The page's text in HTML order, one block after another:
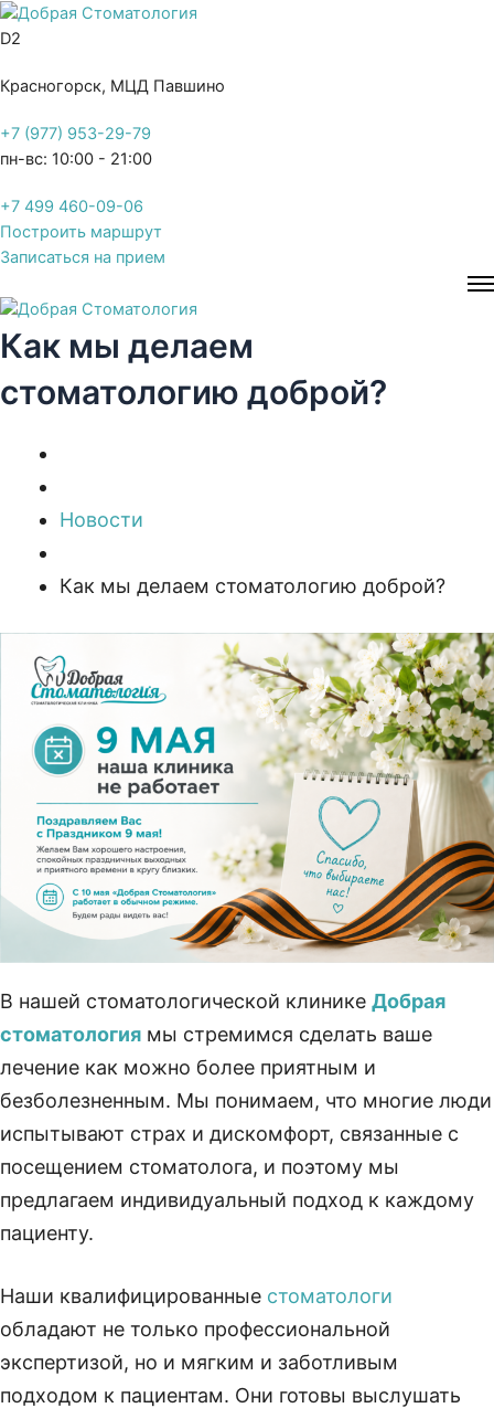
Перейти
кD2
Красногорск, МЦД Павшино
+7 (977) 953-29-79
пн-вс: 10:00 - 21:00
+7 499 460-09-06
Построить маршрут
Записаться на прием
Как мы делаем
стоматологию доброй?
Новости
Как мы делаем стоматологию доброй?
В нашей стоматологической клинике Добрая
стоматология мы стремимся сделать ваше
лечение как можно более приятным и
безболезненным. Мы понимаем, что многие люди
испытывают страх и дискомфорт, связанные с
посещением стоматолога, и поэтому мы
предлагаем индивидуальный подход к каждому
пациенту.
Наши квалифицированные стоматологи
обладают не только профессиональной
экспертизой, но и мягким и заботливым
подходом к пациентам. Они готовы выслушать